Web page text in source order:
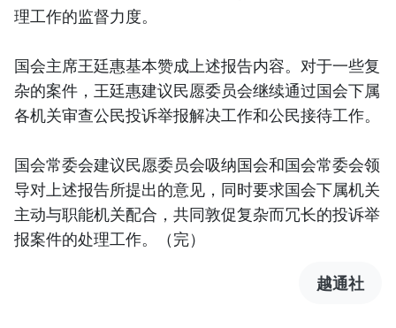
理工作的监督力度。
国会主席王廷惠基本赞成上述报告内容。对于一些复
杂的案件，王廷惠建议民愿委员会继续通过国会下属
各机关审查公民投诉举报解决工作和公民接待工作。
国会常委会建议民愿委员会吸纳国会和国会常委会领
导对上述报告所提出的意见，同时要求国会下属机关
主动与职能机关配合，共同敦促复杂而冗长的投诉举
报案件的处理工作。（完）
越通社